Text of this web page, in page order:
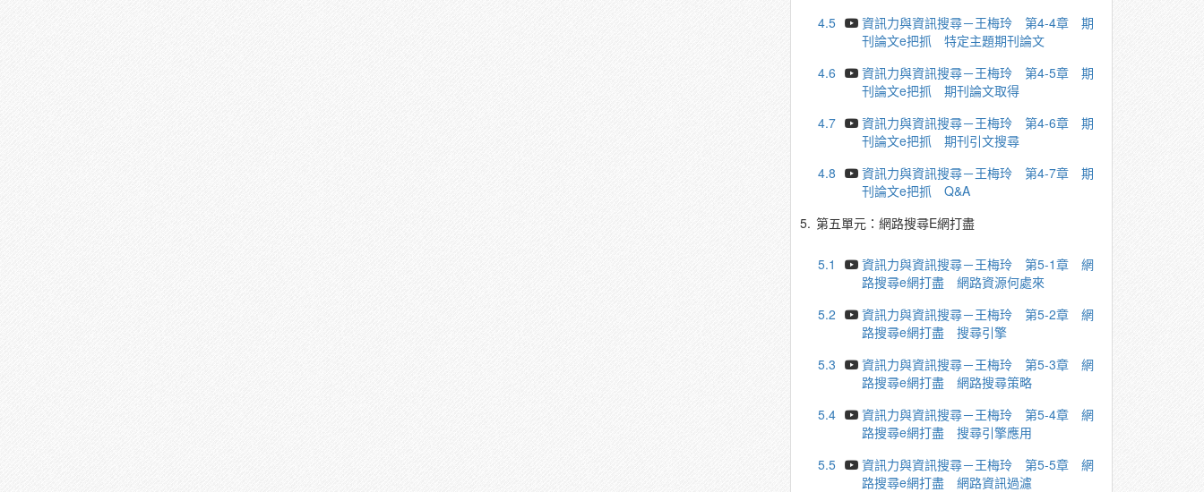
4.5
資訊力與資訊搜尋－王梅玲 第4-4章 期
刊論文e把抓 特定主題期刊論文
4.6
資訊力與資訊搜尋－王梅玲 第4-5章 期
刊論文e把抓 期刊論文取得
4.7
資訊力與資訊搜尋－王梅玲 第4-6章 期
刊論文e把抓 期刊引文搜尋
4.8
資訊力與資訊搜尋－王梅玲 第4-7章 期
刊論文e把抓 Q&A
5. 第五單元：網路搜尋E網打盡
5.1
資訊力與資訊搜尋－王梅玲 第5-1章 網
路搜尋e網打盡 網路資源何處來
5.2
資訊力與資訊搜尋－王梅玲 第5-2章 網
路搜尋e網打盡 搜尋引擎
5.3
資訊力與資訊搜尋－王梅玲 第5-3章 網
路搜尋e網打盡 網路搜尋策略
5.4
資訊力與資訊搜尋－王梅玲 第5-4章 網
路搜尋e網打盡 搜尋引擎應用
5.5
資訊力與資訊搜尋－王梅玲 第5-5章 網
路搜尋e網打盡 網路資訊過濾